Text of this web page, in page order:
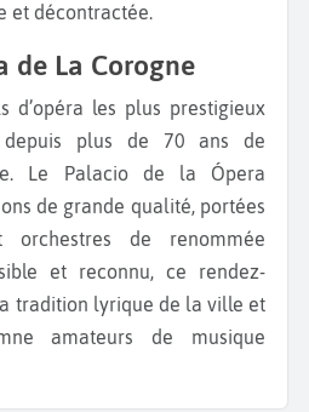
et décontractée.
de La Corogne
depuis plus de 70 ans de
Le Palacio de la Ópera
de grande qualité, portées
de renommée
et reconnu, ce rendez-
tradition lyrique de la ville et
amateurs de musique